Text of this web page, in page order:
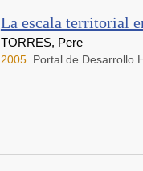
La escala territorial
TORRES, Pere
2005 Portal de Desarrollo